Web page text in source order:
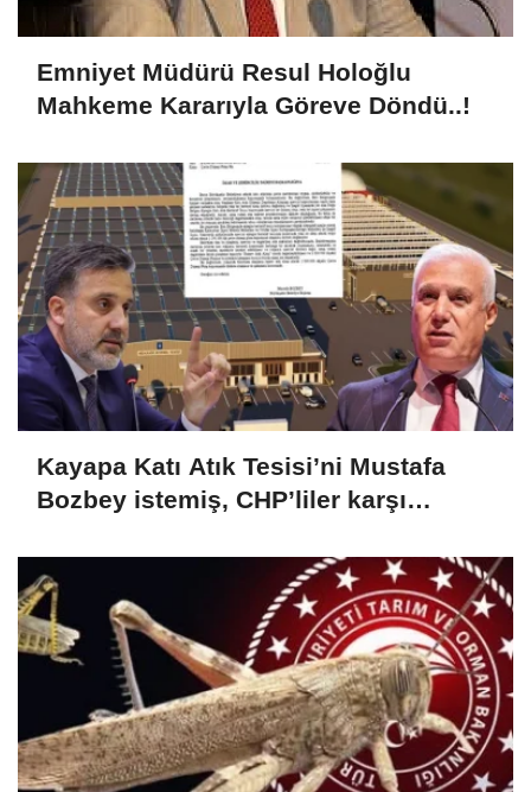
Emniyet Müdürü Resul Holoğlu
Mahkeme Kararıyla Göreve Döndü..!
Kayapa Katı Atık Tesisi’ni Mustafa
Bozbey istemiş, CHP’liler karşı